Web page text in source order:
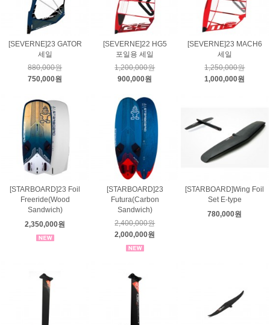
[SEVERNE]23 GATOR
세일
880,000원
750,000원
[SEVERNE]22 HG5
포일용 세일
1,200,000원
900,000원
[SEVERNE]23 MACH6
세일
1,250,000원
1,000,000원
[STARBOARD]23 Foil
Freeride(Wood
Sandwich)
2,350,000원
[STARBOARD]23
Futura(Carbon
Sandwich)
2,400,000원
2,000,000원
[STARBOARD]Wing Foil
Set E-type
780,000원